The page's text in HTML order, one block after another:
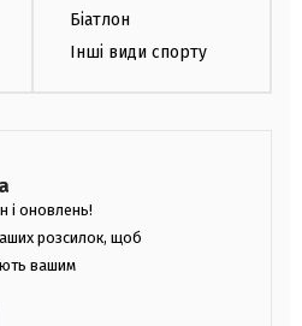
Біатлон
Інші види спорту
і оновлень!
розсилок, щоб
вашим